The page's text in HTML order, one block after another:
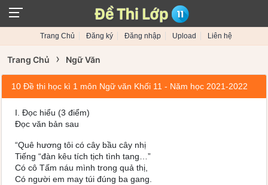
Trang Chủ Đăng ký Đăng nhập Upload Liên hệ
Trang Chủ › Ngữ Văn
10 Đề thi học kì 1 môn Ngữ văn Khối 11 - Năm học 2021-2022
I. Đọc hiểu (3 điểm)
Đọc văn bản sau
“Quê hương tôi có cây bầu cây nhị
Tiếng “đàn kêu tích tịch tình tang…”
Có cô Tấm náu mình trong quả thị,
Có người em may túi đúng ba gang.